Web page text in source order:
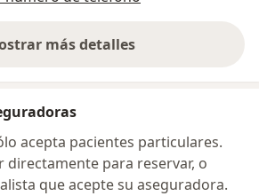
más detalles
sobre la dirección
acepta pacientes particulares.
directamente para reservar, o
que acepte su aseguradora.